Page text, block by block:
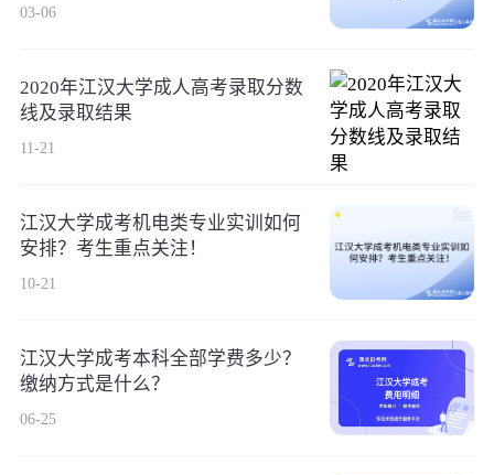
03-06
2020年江汉大学成人高考录取分数
线及录取结果
11-21
江汉大学成考机电类专业实训如何
安排？考生重点关注！
10-21
江汉大学成考本科全部学费多少？
缴纳方式是什么？
06-25